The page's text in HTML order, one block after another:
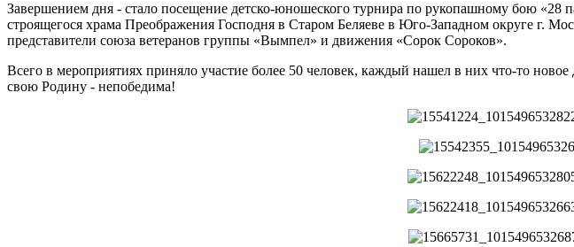
Завершением дня - стало посещение детско-юношеского турнира по рукопашному бою
строящегося храма Преображения Господня в Старом Беляеве в Юго-Западном округе г.
представители союза ветеранов группы «Вымпел» и движения «Сорок Сороков».
Всего в мероприятиях приняло участие более 50 человек, каждый нашел в них что-то
свою Родину - непобедима!